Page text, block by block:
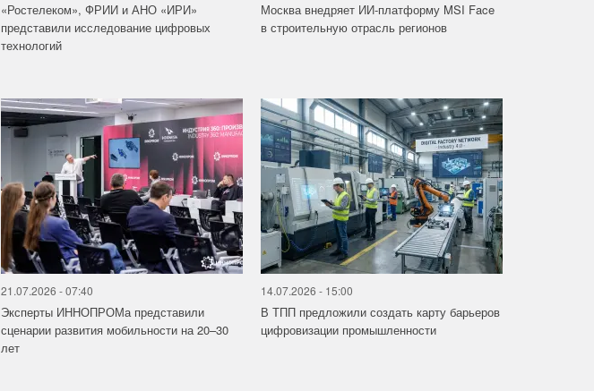
«Ростелеком», ФРИИ и АНО «ИРИ»
представили исследование цифровых
технологий
Москва внедряет ИИ-платформу MSI Face
в строительную отрасль регионов
21.07.2026 - 07:40
Эксперты ИННОПРОМа представили
сценарии развития мобильности на 20–30
лет
14.07.2026 - 15:00
В ТПП предложили создать карту барьеров
цифровизации промышленности